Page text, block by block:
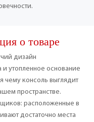
о товаре
дизайн
и утопленное основание
чему консоль выглядит
пространстве.
расположенные в
достаточно места